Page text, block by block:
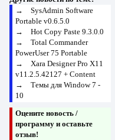
→ SysAdmin Software
Portable v0.6.5.0
→ Hot Copy Paste 9.3.0.0
→ Total Commander
PowerUser 75 Portable
→ Xara Designer Pro X11
v11.2.5.42127 + Content
→ Темы для Window 7 -
10
Оцените новость /
программу и оставьте
отзыв!